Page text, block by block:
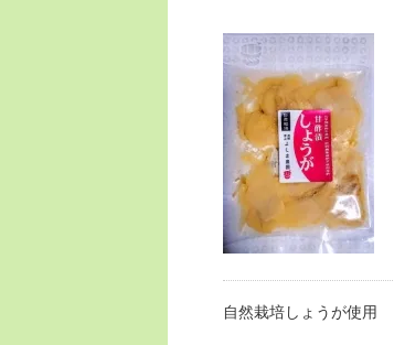
自然栽培しょうが使用